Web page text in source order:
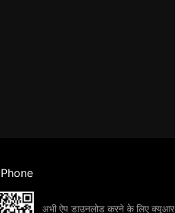
Phone
अभी ऐप डाउनलोड करने के लिए क्यूआर